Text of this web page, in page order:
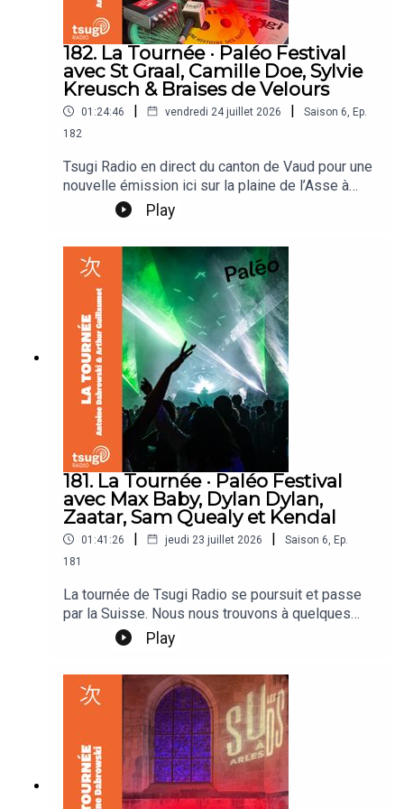
182. La Tournée · Paléo Festival
avec St Graal, Camille Doe, Sylvie
Kreusch & Braises de Velours
01:24:46 | vendredi 24 juillet 2026 | Saison 6 Ep.
182
Tsugi Radio en direct du canton de Vaud pour une
nouvelle émission ici sur la plaine de l’Asse à
Nyon. Arthur Guillaumot & Antoine Dabrowski
reçoivent St Graal, St Graal, Camille Doe, Sylvie
Play
181. La Tournée · Paléo Festival
avec Max Baby, Dylan Dylan,
Zaatar, Sam Quealy et Kendal
01:41:26 | jeudi 23 juillet 2026 | Saison 6 Ep.
181
La tournée de Tsugi Radio se poursuit et passe
par la Suisse. Nous nous trouvons à quelques
kilomètres du Lac Léman, entourés de
montagnes, sur la Plaine de l’Asse, investie
festival qui affiche complet quelques heures
après sa mise en vente et ce depuis bien des
années. Normal quand on réunit comme ce soir
The Cure, Kompromat ou Feu! Chatterton. Mais
Paléo Festival c’est aussi un village du monde
qui est cette année dévolu à l’Europe du Nord, on
y trouve un fjörd, des rollmops, une source d’eau
Play